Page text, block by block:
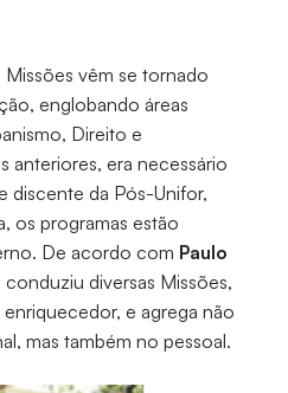
Missões vêm se tornado
englobando áreas
Direito e
anteriores, era necessário
discente da Pós-Unifor,
os programas estão
De acordo com Paulo
diversas Missões,
e agrega não
mas também no pessoal.